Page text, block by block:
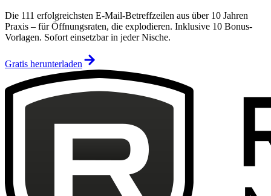
Die 111 erfolgreichsten E-Mail-Betreffzeilen aus über 10 Jahren
Praxis – für Öffnungsraten, die explodieren. Inklusive 10 Bonus-
Vorlagen. Sofort einsetzbar in jeder Nische.
Gratis herunterladen